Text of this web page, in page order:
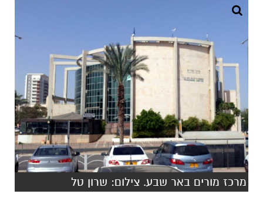
מרכז מורים באר שבע. צילום: שרון טל